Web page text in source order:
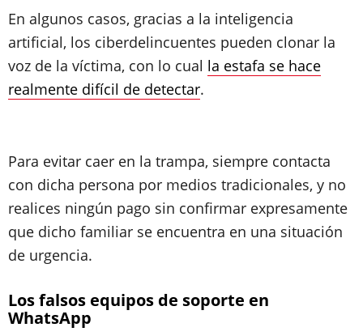
En algunos casos, gracias a la inteligencia
artificial, los ciberdelincuentes pueden clonar la
voz de la víctima, con lo cual la estafa se hace
realmente difícil de detectar.
Para evitar caer en la trampa, siempre contacta
con dicha persona por medios tradicionales, y no
realices ningún pago sin confirmar expresamente
que dicho familiar se encuentra en una situación
de urgencia.
Los falsos equipos de soporte en
WhatsApp